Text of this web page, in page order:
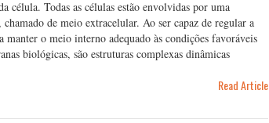
célula. Todas as células estão envolvidas por uma
de meio extracelular. Ao ser capaz de regular a
manter o meio interno adequado às condições favoráveis
biológicas, são estruturas complexas dinâmicas
Read Article